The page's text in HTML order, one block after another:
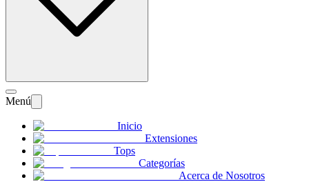
Menú
Inicio
Extensiones
Tops
Categorías
Acerca de Nosotros